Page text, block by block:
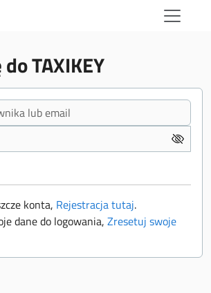
TAXIKEY
konta, Rejestracja tutaj.
dane do logowania, Zresetuj swoje